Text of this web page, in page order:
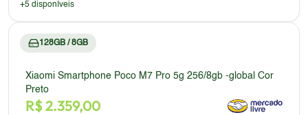
+5 disponíveis
128GB / 8GB
Xiaomi Smartphone Poco M7 Pro 5g 256/8gb -global Cor
Preto
R$2.359,00